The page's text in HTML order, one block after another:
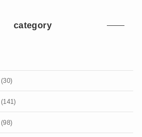
category
(30)
(141)
(98)